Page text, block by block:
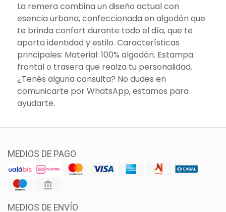
La remera combina un diseño actual con
esencia urbana, confeccionada en algodón que
te brinda confort durante todo el día, que te
aporta identidad y estilo. Características
principales: Material: 100% algodón. Estampa
frontal o trasera que realza tu personalidad.
¿Tenés alguna consulta? No dudes en
comunicarte por WhatsApp, estamos para
ayudarte.
MEDIOS DE PAGO
MEDIOS DE ENVÍO